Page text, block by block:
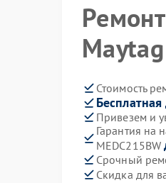
Стоимость
Привезем и
Гарантия на
MEDC215BW
Срочный
Скидка для